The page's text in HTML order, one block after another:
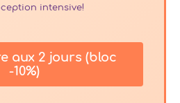
intensive!
aux 2 jours (bloc
-10%)